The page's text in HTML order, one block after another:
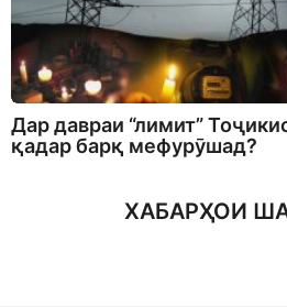
Дар давраи “лимит”
қадар барқ мефурӯшад?
ХАБАРҲОИ